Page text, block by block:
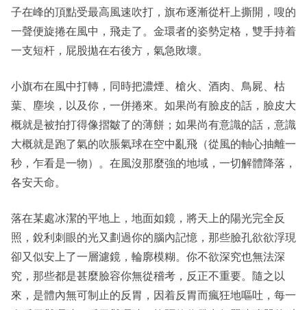
子在峰的頂點受最高風速吹打，旗布逐漸從杆上撕開，嗖的
一聲便旋捲在風中，飛走了。金環者的姿勢定格，雙手持着
一支短杆，屁股拋在右後方，氣急敗壞。
小旗布在風中打轉，同時把濃煙、槍火、酒肉、鳥屍、枯
葉、塵埃，以及你，一併捲來。如果尚有臉皮的話，臉皮大
概就是被拍打得像摺皺了的薄餅；如果尚有意識的話，意識
大概就是跑了氣的吹脹氣球在空中亂飛（從風的軸心抽離一
秒，乍看是一物）。在風沒那麼強的地域，一切解體降落，
各安天命。
落在某處冰潔的平地上，地面如鏡，將天上的陽光完全反
照，銳利刺眼的光又劃過你的腦內記憶，那些臉孔欲欲浮現
卻又似安上了一層濾鏡，輪廓模糊。你不欲深究也無法深
究，那些都是甚麼臉容你無從稽考，反正不重要。隨之以
來，是體內無可制止的反胃，因着反胃而瘋狂地嘔吐，每一